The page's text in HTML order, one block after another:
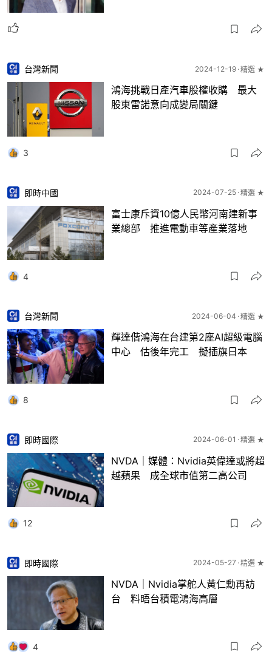
台灣新聞 2024-12-19 精選 ★
鴻海挑戰日產汽車股權收購 最大
股東雷諾意向成變局關鍵
3
即時中國 2024-07-25 精選 ★
富士康斥資10億人民幣河南建新事
業總部 推進電動車等產業落地
4
台灣新聞 2024-06-04 精選 ★
輝達偕鴻海在台建第2座AI超級電腦
中心 估後年完工 擬插旗日本
8
即時國際 2024-06-01 精選 ★
NVDA｜媒體：Nvidia英偉達或將超
越蘋果 成全球市值第二高公司
12
即時國際 2024-05-27 精選 ★
NVDA｜Nvidia掌舵人黃仁勳再訪
台 料晤台積電鴻海高層
4